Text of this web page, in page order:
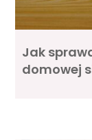
Jak
domowej